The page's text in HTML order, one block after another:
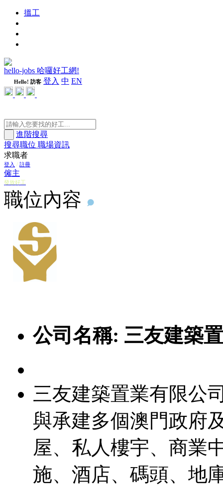
搵工
hello-jobs 哈囉好工網!
Hello! 訪客 登入 中 EN
進階搜尋
搜尋職位 職場資訊
求職者
登入 / 註冊
僱主
發放好工
職位內容
公司名稱: 三友建築
三友建築置業有限公
與承建多個澳門政府
屋、私人樓宇、商業
施、酒店、碼頭、地